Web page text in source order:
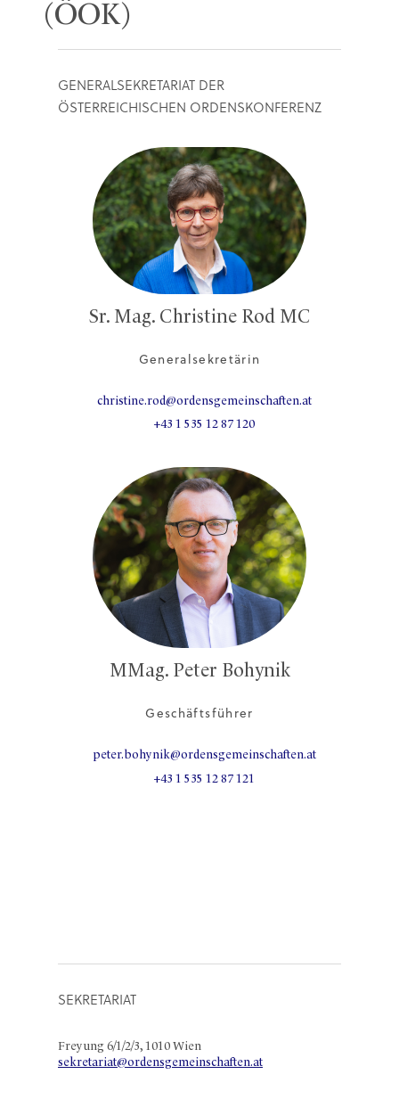
(ÖOK)
GENERALSEKRETARIAT DER
ÖSTERREICHISCHEN ORDENSKONFERENZ
Sr. Mag. Christine Rod MC
Generalsekretärin
christine.rod@ordensgemeinschaften.at
+43 1 535 12 87 120
MMag. Peter Bohynik
Geschäftsführer
peter.bohynik@ordensgemeinschaften.at
+43 1 535 12 87 121
SEKRETARIAT
Freyung 6/1/2/3, 1010 Wien
sekretariat@ordensgemeinschaften.at